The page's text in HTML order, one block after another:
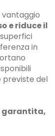
vantaggio
e riduce il
in
del
garantita,